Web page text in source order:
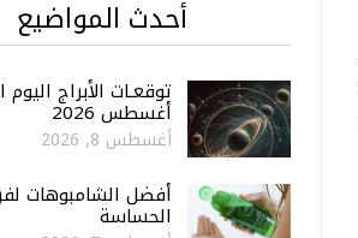
أحدث المواضيع
أغسطس 2026
أغسطس 8, 2026
أفضل الشامبوهات
الحساسة